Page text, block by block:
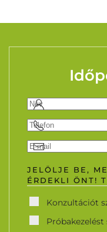
JELÖLJE BE,
ÉRDEKLI ÖNT!
Konzultációt
Próbakezelést